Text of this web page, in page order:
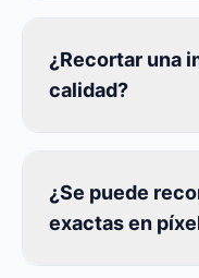
¿Recortar una
calidad?
¿Se puede
exactas en